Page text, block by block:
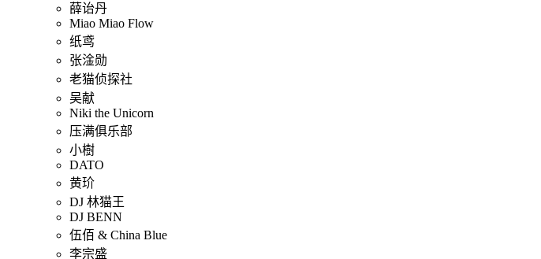
薛诒丹
Miao Miao Flow
纸鸢
张淦勋
老猫侦探社
吴献
Niki the Unicorn
压满俱乐部
小樹
DATO
黄玠
DJ 林猫王
DJ BENN
伍佰 & China Blue
李宗盛